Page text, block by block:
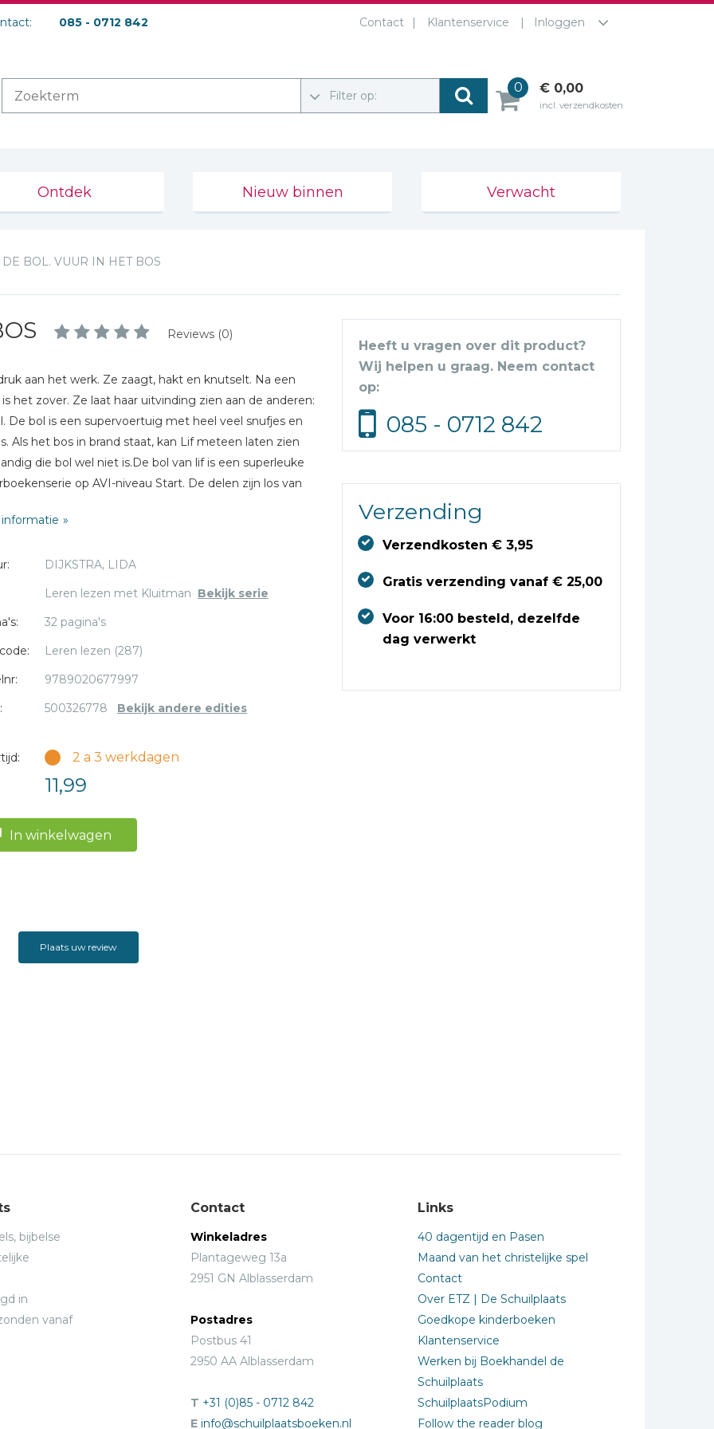
085 - 0712 842 Contact Klantenservice Inloggen
Filter op:
0 € 0,00
incl. verzendkosten
Ontdek Nieuw binnen Verwacht
DE BOL. VUUR IN HET BOS
Reviews (0)
aan het werk. Ze zaagt, hakt en knutselt. Na een
het zover. Ze laat haar uitvinding zien aan de anderen:
De bol is een supervoertuig met heel veel snufjes en
Als het bos in brand staat, kan Lif meteen laten zien
die bol wel niet is.De bol van lif is een superleuke
op AVI-niveau Start. De delen zijn los van
DIJKSTRA, LIDA
Leren lezen met Kluitman Bekijk serie
32 pagina's
Leren lezen (287)
9789020677997
500326778 Bekijk andere edities
2 a 3 werkdagen
11,99
In winkelwagen
Heeft u vragen over dit product?
Wij helpen u graag. Neem contact
op:
085 - 0712 842
Verzending
Verzendkosten € 3,95
Gratis verzending vanaf € 25,00
Voor 16:00 besteld, dezelfde
dag verwerkt
Plaats uw review
bijbelse
in
vanaf
Contact
Winkeladres
Plantageweg 13a
2951 GN Alblasserdam
Postadres
Postbus 41
2950 AA Alblasserdam
T +31 (0)85 - 0712 842
E info@schuilplaatsboeken.nl
Links
40 dagentijd en Pasen
Maand van het christelijke spel
Contact
Over ETZ | De Schuilplaats
Goedkope kinderboeken
Klantenservice
Werken bij Boekhandel de
Schuilplaats
SchuilplaatsPodium
Follow the reader blog